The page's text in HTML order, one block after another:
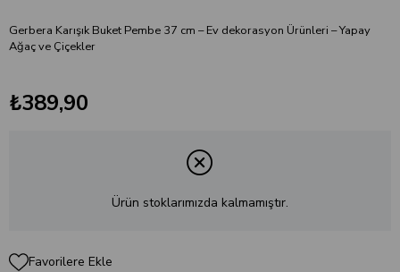
Gerbera Karışık Buket Pembe 37 cm – Ev dekorasyon Ürünleri – Yapay
Ağaç ve Çiçekler
₺389,90
Ürün stoklarımızda kalmamıştır.
Favorilere Ekle